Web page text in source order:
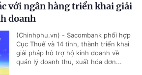
với ngân hàng triển khai giải
doanh
(Chinhphu.vn) - Sacombank phối hợp
Cục Thuế và 14 tỉnh, thành triển khai
giải pháp hỗ trợ hộ kinh doanh về
quản lý doanh thu, xuất hóa đơn...